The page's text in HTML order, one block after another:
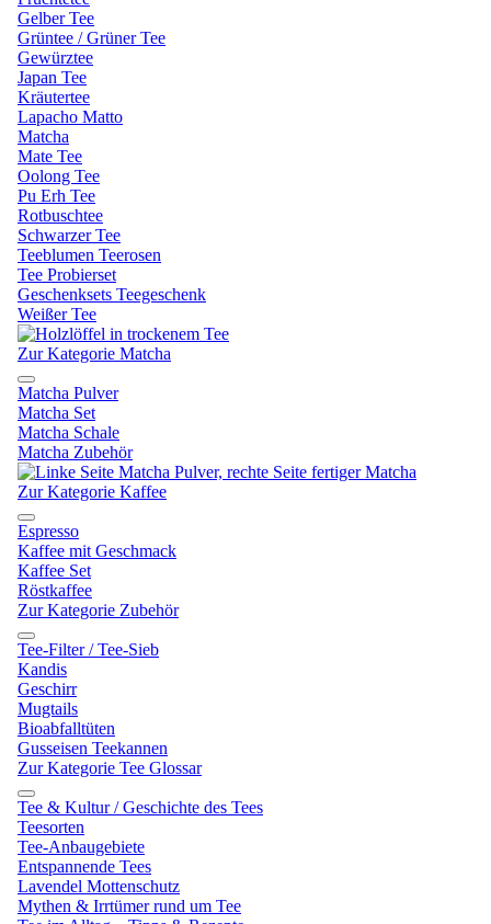
Gelber Tee
Grüntee / Grüner Tee
Gewürztee
Japan Tee
Kräutertee
Lapacho Matto
Matcha
Mate Tee
Oolong Tee
Pu Erh Tee
Rotbuschtee
Schwarzer Tee
Teeblumen Teerosen
Tee Probierset
Geschenksets Teegeschenk
Weißer Tee
Zur Kategorie Matcha
Matcha Pulver
Matcha Set
Matcha Schale
Matcha Zubehör
Zur Kategorie Kaffee
Espresso
Kaffee mit Geschmack
Kaffee Set
Röstkaffee
Zur Kategorie Zubehör
Tee-Filter / Tee-Sieb
Kandis
Geschirr
Mugtails
Bioabfalltüten
Gusseisen Teekannen
Zur Kategorie Tee Glossar
Tee & Kultur / Geschichte des Tees
Teesorten
Tee-Anbaugebiete
Entspannende Tees
Lavendel Mottenschutz
Mythen & Irrtümer rund um Tee